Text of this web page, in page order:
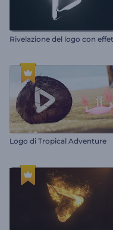
Logo di Tropical Adventure